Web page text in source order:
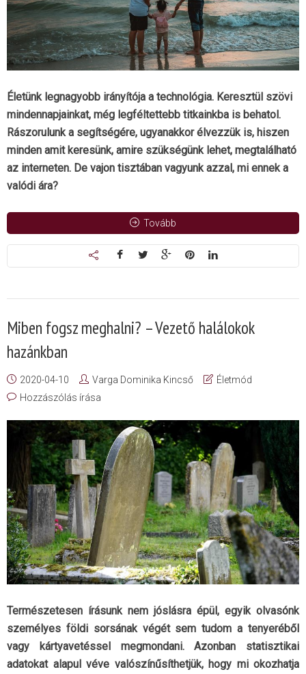
Életünk legnagyobb irányítója a technológia. Keresztül szövi
mindennapjainkat, még legféltettebb titkainkba is behatol.
Rászorulunk a segítségére, ugyanakkor élvezzük is, hiszen
minden amit keresünk, amire szükségünk lehet, megtalálható
az interneten. De vajon tisztában vagyunk azzal, mi ennek a
valódi ára?
Tovább
Miben fogsz meghalni? – Vezető halálokok
hazánkban
2020-04-10 Varga Dominika Kincső
Életmód
Hozzászólás írása
Természetesen írásunk nem jóslásra épül, egyik olvasónk
személyes földi sorsának végét sem tudom a tenyeréből
vagy kártyavetéssel megmondani. Azonban statisztikai
adatokat alapul véve valószínűsíthetjük, hogy mi okozhatja